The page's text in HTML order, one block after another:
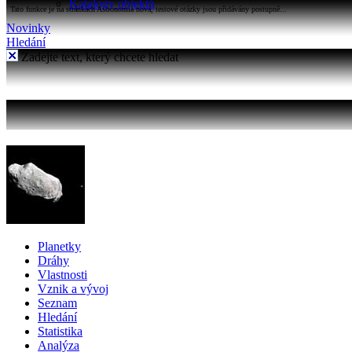
Katalogy objektů
Tato funkce je na stránkách Astronomia nová, testové otázky jsou přidávány postupně...
Novinky
Hledání
Zadejte text, který chcete hledat
Planetky
Dráhy
Vlastnosti
Vznik a vývoj
Seznam
Hledání
Statistika
Analýza